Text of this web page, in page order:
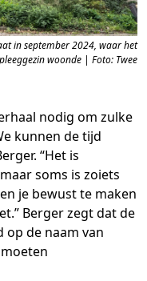
in september 2024, waar het
pleeggezin woonde | Foto: Twee
nodig om zulke
kunnen de tijd
“Het is
soms is zoiets
je bewust te maken
Berger zegt dat de
op de naam van